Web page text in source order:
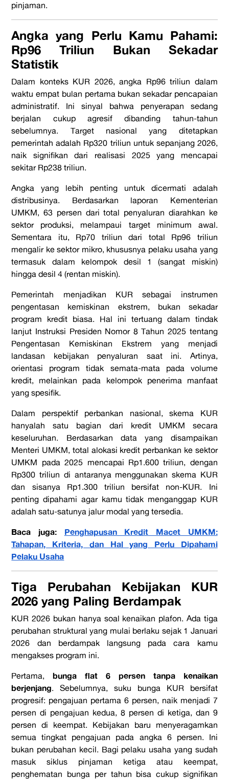
pinjaman.
Angka yang Perlu Kamu Pahami:
Rp96 Triliun Bukan Sekadar
Statistik
Dalam konteks KUR 2026, angka Rp96 triliun dalam
waktu empat bulan pertama bukan sekadar pencapaian
administratif. Ini sinyal bahwa penyerapan sedang
berjalan cukup agresif dibanding tahun-tahun
sebelumnya. Target nasional yang ditetapkan
pemerintah adalah Rp320 triliun untuk sepanjang 2026,
naik signifikan dari realisasi 2025 yang mencapai
sekitar Rp238 triliun.
Angka yang lebih penting untuk dicermati adalah
distribusinya. Berdasarkan laporan Kementerian
UMKM, 63 persen dari total penyaluran diarahkan ke
sektor produksi, melampaui target minimum awal.
Sementara itu, Rp70 triliun dari total Rp96 triliun
mengalir ke sektor mikro, khususnya pelaku usaha yang
termasuk dalam kelompok desil 1 (sangat miskin)
hingga desil 4 (rentan miskin).
Pemerintah menjadikan KUR sebagai instrumen
pengentasan kemiskinan ekstrem, bukan sekadar
program kredit biasa. Hal ini tertuang dalam tindak
lanjut Instruksi Presiden Nomor 8 Tahun 2025 tentang
Pengentasan Kemiskinan Ekstrem yang menjadi
landasan kebijakan penyaluran saat ini. Artinya,
orientasi program tidak semata-mata pada volume
kredit, melainkan pada kelompok penerima manfaat
yang spesifik.
Dalam perspektif perbankan nasional, skema KUR
hanyalah satu bagian dari kredit UMKM secara
keseluruhan. Berdasarkan data yang disampaikan
Menteri UMKM, total alokasi kredit perbankan ke sektor
UMKM pada 2025 mencapai Rp1.600 triliun, dengan
Rp300 triliun di antaranya menggunakan skema KUR
dan sisanya Rp1.300 triliun bersifat non-KUR. Ini
penting dipahami agar kamu tidak menganggap KUR
adalah satu-satunya jalur modal yang tersedia.
Baca juga: Penghapusan Kredit Macet UMKM:
Tahapan, Kriteria, dan Hal yang Perlu Dipahami
Pelaku Usaha
Tiga Perubahan Kebijakan KUR
2026 yang Paling Berdampak
KUR 2026 bukan hanya soal kenaikan plafon. Ada tiga
perubahan struktural yang mulai berlaku sejak 1 Januari
2026 dan berdampak langsung pada cara kamu
mengakses program ini.
Pertama,bunga flat 6 persen tanpa kenaikan
berjenjang. Sebelumnya, suku bunga KUR bersifat
progresif: pengajuan pertama 6 persen, naik menjadi 7
persen di pengajuan kedua, 8 persen di ketiga, dan 9
persen di keempat. Kebijakan baru menyeragamkan
semua tingkat pengajuan pada angka 6 persen. Ini
bukan perubahan kecil. Bagi pelaku usaha yang sudah
masuk siklus pinjaman ketiga atau keempat,
penghematan bunga per tahun bisa cukup signifikan